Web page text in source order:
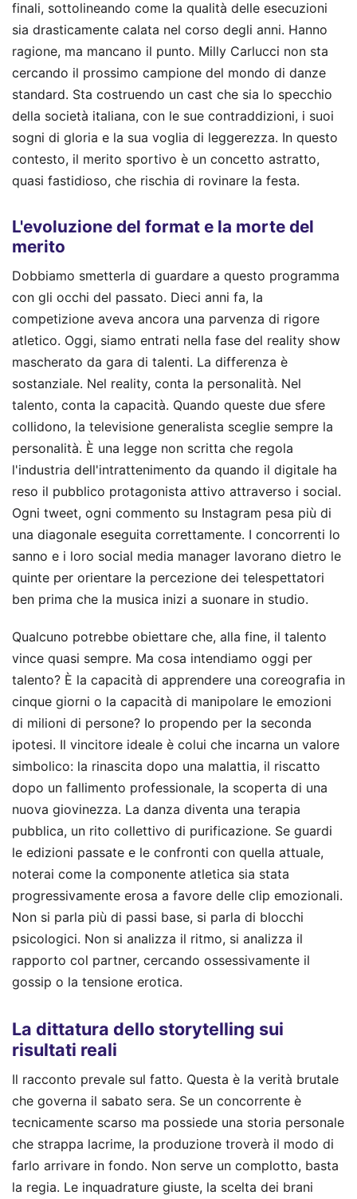
finali, sottolineando come la qualità delle esecuzioni
sia drasticamente calata nel corso degli anni. Hanno
ragione, ma mancano il punto. Milly Carlucci non sta
cercando il prossimo campione del mondo di danze
standard. Sta costruendo un cast che sia lo specchio
della società italiana, con le sue contraddizioni, i suoi
sogni di gloria e la sua voglia di leggerezza. In questo
contesto, il merito sportivo è un concetto astratto,
quasi fastidioso, che rischia di rovinare la festa.
L'evoluzione del format e la morte del
merito
Dobbiamo smetterla di guardare a questo programma
con gli occhi del passato. Dieci anni fa, la
competizione aveva ancora una parvenza di rigore
atletico. Oggi, siamo entrati nella fase del reality show
mascherato da gara di talenti. La differenza è
sostanziale. Nel reality, conta la personalità. Nel
talento, conta la capacità. Quando queste due sfere
collidono, la televisione generalista sceglie sempre la
personalità. È una legge non scritta che regola
l'industria dell'intrattenimento da quando il digitale ha
reso il pubblico protagonista attivo attraverso i social.
Ogni tweet, ogni commento su Instagram pesa più di
una diagonale eseguita correttamente. I concorrenti lo
sanno e i loro social media manager lavorano dietro le
quinte per orientare la percezione dei telespettatori
ben prima che la musica inizi a suonare in studio.
Qualcuno potrebbe obiettare che, alla fine, il talento
vince quasi sempre. Ma cosa intendiamo oggi per
talento? È la capacità di apprendere una coreografia in
cinque giorni o la capacità di manipolare le emozioni
di milioni di persone? Io propendo per la seconda
ipotesi. Il vincitore ideale è colui che incarna un valore
simbolico: la rinascita dopo una malattia, il riscatto
dopo un fallimento professionale, la scoperta di una
nuova giovinezza. La danza diventa una terapia
pubblica, un rito collettivo di purificazione. Se guardi
le edizioni passate e le confronti con quella attuale,
noterai come la componente atletica sia stata
progressivamente erosa a favore delle clip emozionali.
Non si parla più di passi base, si parla di blocchi
psicologici. Non si analizza il ritmo, si analizza il
rapporto col partner, cercando ossessivamente il
gossip o la tensione erotica.
La dittatura dello storytelling sui
risultati reali
Il racconto prevale sul fatto. Questa è la verità brutale
che governa il sabato sera. Se un concorrente è
tecnicamente scarso ma possiede una storia personale
che strappa lacrime, la produzione troverà il modo di
farlo arrivare in fondo. Non serve un complotto, basta
la regia. Le inquadrature giuste, la scelta dei brani